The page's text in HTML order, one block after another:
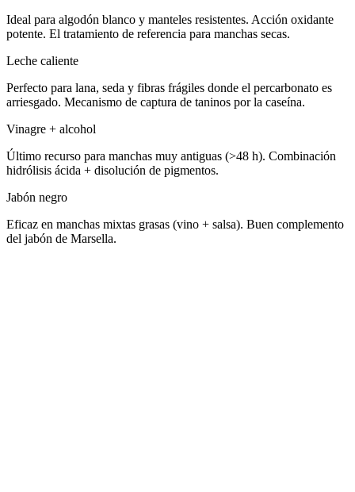
Ideal para algodón blanco y manteles resistentes. Acción oxidante
potente. El tratamiento de referencia para manchas secas.
Leche caliente
Perfecto para lana, seda y fibras frágiles donde el percarbonato es
arriesgado. Mecanismo de captura de taninos por la caseína.
Vinagre + alcohol
Último recurso para manchas muy antiguas (>48 h). Combinación
hidrólisis ácida + disolución de pigmentos.
Jabón negro
Eficaz en manchas mixtas grasas (vino + salsa). Buen complemento
del jabón de Marsella.